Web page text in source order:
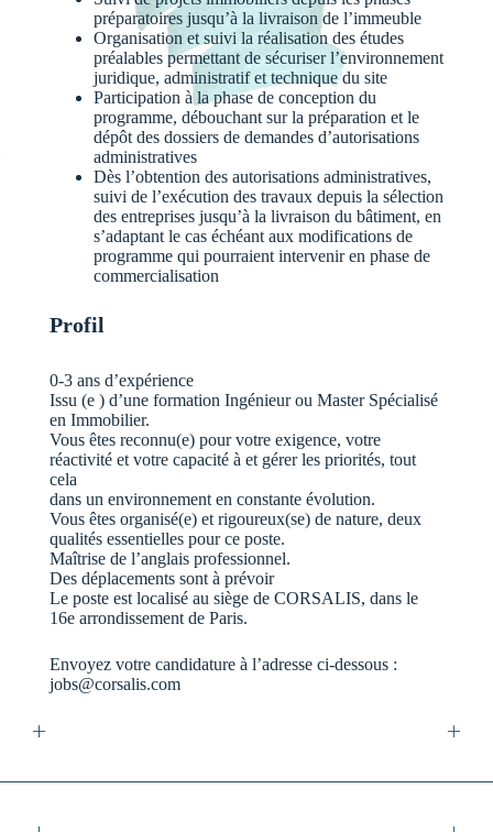
préparatoires jusqu’à la livraison de l’immeuble
Organisation et suivi la réalisation des études
préalables permettant de sécuriser l’environnement
juridique, administratif et technique du site
Participation à la phase de conception du
programme, débouchant sur la préparation et le
dépôt des dossiers de demandes d’autorisations
administratives
Dès l’obtention des autorisations administratives,
suivi de l’exécution des travaux depuis la sélection
des entreprises jusqu’à la livraison du bâtiment, en
s’adaptant le cas échéant aux modifications de
programme qui pourraient intervenir en phase de
commercialisation
Profil
0-3 ans d’expérience
Issu (e ) d’une formation Ingénieur ou Master Spécialisé
en Immobilier.
Vous êtes reconnu(e) pour votre exigence, votre
réactivité et votre capacité à et gérer les priorités, tout
cela
dans un environnement en constante évolution.
Vous êtes organisé(e) et rigoureux(se) de nature, deux
qualités essentielles pour ce poste.
Maîtrise de l’anglais professionnel.
Des déplacements sont à prévoir
Le poste est localisé au siège de CORSALIS, dans le
16e arrondissement de Paris.
Envoyez votre candidature à l’adresse ci-dessous :
jobs@corsalis.com